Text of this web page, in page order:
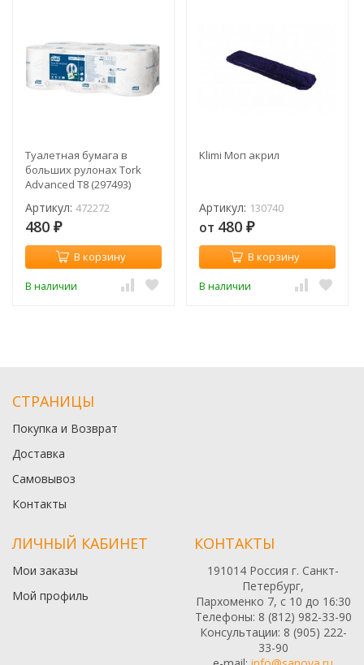
Туалетная бумага в
больших рулонах Tork
Advanced T8 (297493)
Артикул: 472272
480 ₽
В корзину
В наличии
Klimi Моп акрил
Артикул: 130740
от 480 ₽
В корзину
В наличии
СТРАНИЦЫ
Покупка и Возврат
Доставка
Самовывоз
Контакты
ЛИЧНЫЙ КАБИНЕТ
Мои заказы
Мой профиль
КОНТАКТЫ
191014 Россия г. Санкт-
Петербург,
Пархоменко 7, с 10 до 16:30
Телефоны: 8 (812) 982-33-90
Консультации: 8 (905) 222-
33-90